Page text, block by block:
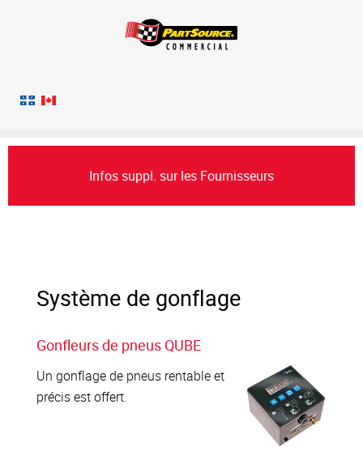
Infos suppl. sur les Fournisseurs
Système de gonflage
Gonfleurs de pneus QUBE
Un gonflage de pneus rentable et
précis est offert.